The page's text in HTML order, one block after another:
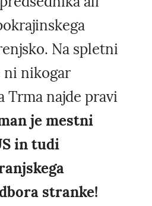
Na spletni
ni nikogar
Trma najde pravi
je mestni
in tudi
stranke!